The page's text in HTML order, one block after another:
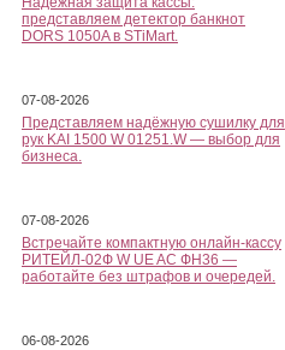
представляем детектор банкнот
DORS 1050A в STiMart.
07-08-2026
Представляем надёжную сушилку для
рук KAI 1500 W 01251.W — выбор для
бизнеса.
07-08-2026
Встречайте компактную онлайн-кассу
РИТЕЙЛ-02Ф W UE AC ФН36 —
работайте без штрафов и очередей.
06-08-2026